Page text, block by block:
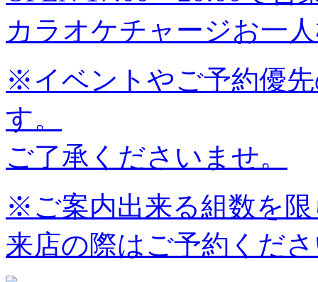
カラオケチャージお一
※イベントやご予約優
す。
ご了承くださいませ。
※ご案内出来る組数を
来店の際はご予約くだ